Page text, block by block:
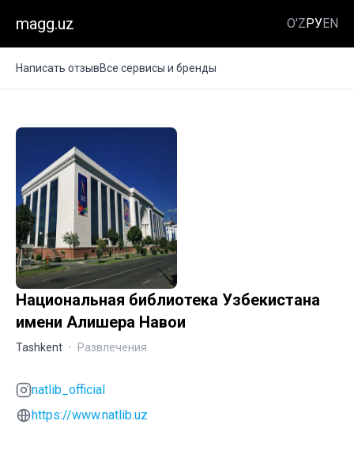
magg.uz O'ZРУEN
Написать отзывВсе сервисы и бренды
Национальная библиотека Узбекистана
имени Алишера Навои
Tashkent · Развлечения
natlib_official
https://www.natlib.uz